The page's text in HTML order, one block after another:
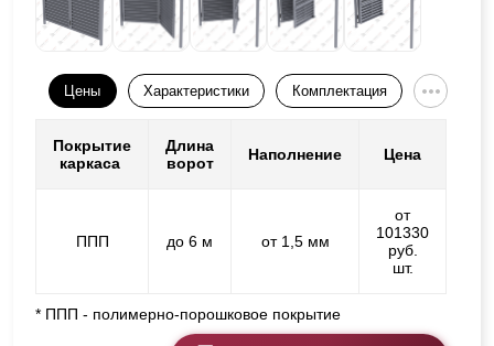
Цены Характеристики Комплектация
Покрытие
каркаса
Длина
ворот
Наполнение Цена
ППП до 6 м от 1,5 мм
от
101330
руб.
шт.
* ППП - полимерно-порошковое покрытие